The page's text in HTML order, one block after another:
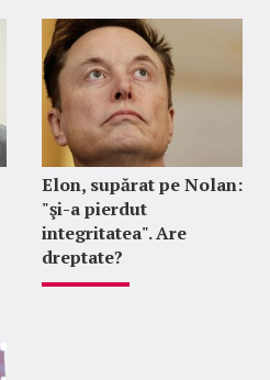
Elon, supărat pe Nolan:
"şi-a pierdut
integritatea". Are
dreptate?